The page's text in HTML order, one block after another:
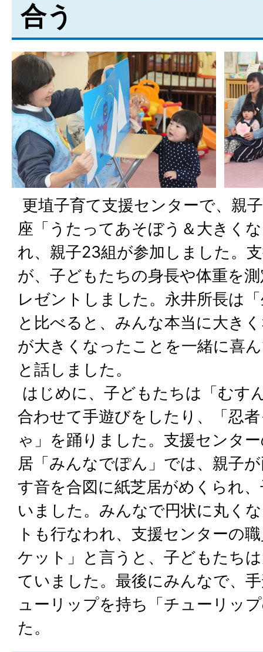
合う
更埴子育て支援センターで、親
座「うたってあそぼう＆大きく
れ、親子23組が参加しました。
が、子どもたちの身長や体重を
レゼントしました。永井所長は
と比べると、みんな本当に大き
が大きくなったことを一緒に喜
と話しました。
はじめに、子どもたちは「むす
合わせて手遊びをしたり、「忍
ゃ」を踊りました。支援センタ
居「みんなでぽん」では、親子
す音を合図に紙芝居がめくられ
いました。みんなで円状に丸く
トも行なわれ、支援センターの
ケット」と言うと、子どもたち
ていました。最後にみんなで、
ューリップを持ち「チューリッ
た。